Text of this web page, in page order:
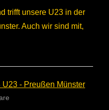
trifft unsere U23 in der
Auch wir sind mit,